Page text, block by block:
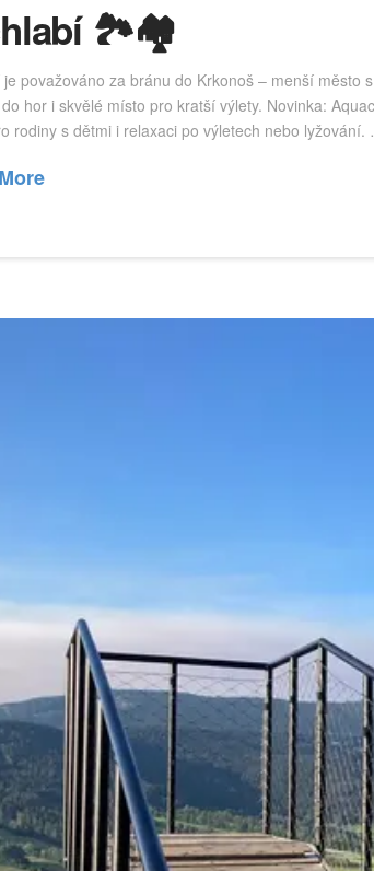
🏞️🏘️
je považováno za bránu do Krkonoš – menší
hor i skvělé místo pro kratší výlety. Novinka:
rodiny s dětmi i relaxaci po výletech nebo